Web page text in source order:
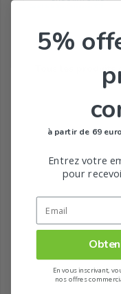
Tous les
5%
à partir de 69
Entrez votre
pour
En vous inscrivant,
nos offres